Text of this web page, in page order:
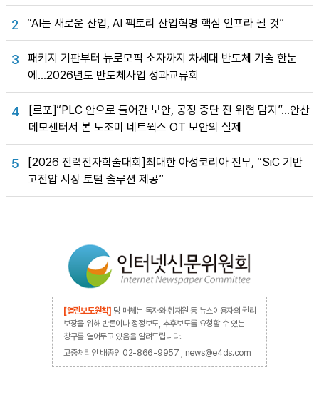
2 “AI는 새로운 산업, AI 팩토리 산업혁명 핵심 인프라 될 것”
3
패키지 기판부터 뉴로모픽 소자까지 차세대 반도체 기술 한눈
에…2026년도 반도체사업 성과교류회
4
[르포]“PLC 안으로 들어간 보안, 공정 중단 전 위협 탐지”…안산
데모센터서 본 노조미 네트웍스 OT 보안의 실제
5
[2026 전력전자학술대회]최대한 아성코리아 전무, “SiC 기반
고전압 시장 토털 솔루션 제공”
[열린보도원칙] 당 매체는 독자와 취재원 등 뉴스이용자의 권리
보장을 위해 반론이나 정정보도, 추후보도를 요청할 수 있는
창구를 열어두고 있음을 알려드립니다.
고충처리인 배종인 02-866-9957 , news@e4ds.com